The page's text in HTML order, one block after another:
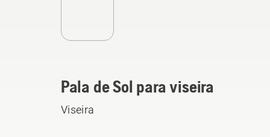
Pala de Sol para viseira
Viseira